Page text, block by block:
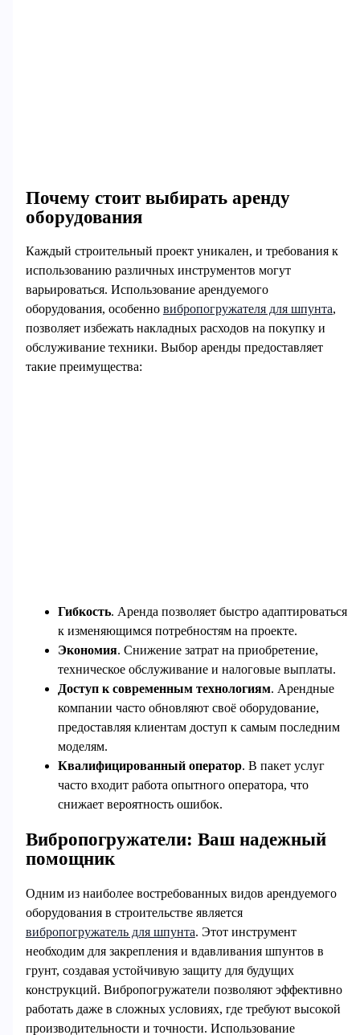
Почему стоит выбирать аренду
оборудования
Каждый строительный проект уникален, и требования к
использованию различных инструментов могут
варьироваться. Использование арендуемого
оборудования, особенно вибропогружателя для шпунта,
позволяет избежать накладных расходов на покупку и
обслуживание техники. Выбор аренды предоставляет
такие преимущества:
Гибкость. Аренда позволяет быстро адаптироваться
к изменяющимся потребностям на проекте.
Экономия. Снижение затрат на приобретение,
техническое обслуживание и налоговые выплаты.
Доступ к современным технологиям. Арендные
компании часто обновляют своё оборудование,
предоставляя клиентам доступ к самым последним
моделям.
Квалифицированный оператор. В пакет услуг
часто входит работа опытного оператора, что
снижает вероятность ошибок.
Вибропогружатели: Ваш надежный
помощник
Одним из наиболее востребованных видов арендуемого
оборудования в строительстве является
вибропогружатель для шпунта. Этот инструмент
необходим для закрепления и вдавливания шпунтов в
грунт, создавая устойчивую защиту для будущих
конструкций. Вибропогружатели позволяют эффективно
работать даже в сложных условиях, где требуют высокой
производительности и точности. Использование